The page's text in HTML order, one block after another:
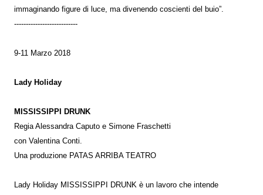
immaginando figure di luce, ma divenendo coscienti del buio”.
---------------------------
9-11 Marzo 2018
Lady Holiday
MISSISSIPPI DRUNK
RegiaAlessandra Caputo e Simone Fraschetti
con Valentina Conti.
Una produzione PATAS ARRIBA TEATRO
Lady Holiday MISSISSIPPI DRUNK è un lavoro che intende